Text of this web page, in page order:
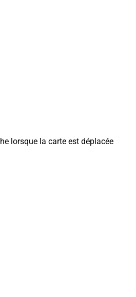
lorsque la carte est déplacée